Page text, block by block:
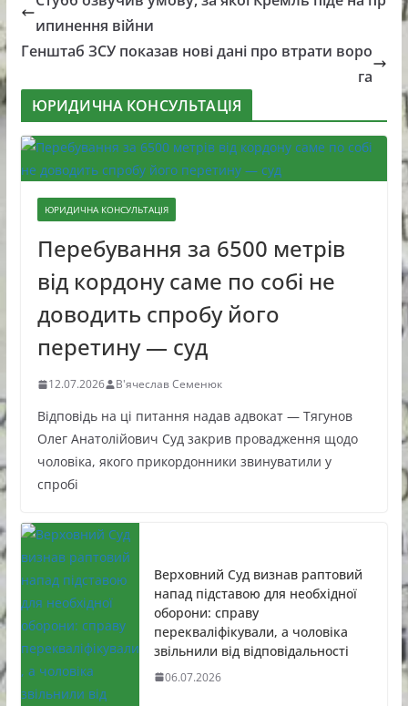
ипинення війни
Генштаб ЗСУ показав нові дані про втрати воро
га
ЮРИДИЧНА КОНСУЛЬТАЦІЯ
ЮРИДИЧНА КОНСУЛЬТАЦІЯ
Перебування за 6500 метрів
від кордону саме по собі не
доводить спробу його
перетину — суд
12.07.2026 В'ячеслав Семенюк
Відповідь на ці питання надав адвокат — Тягунов
Олег Анатолійович Суд закрив провадження щодо
чоловіка, якого прикордонники звинуватили у
спробі
Верховний Суд визнав раптовий
напад підставою для необхідної
оборони: справу
перекваліфікували, а чоловіка
звільнили від відповідальності
06.07.2026